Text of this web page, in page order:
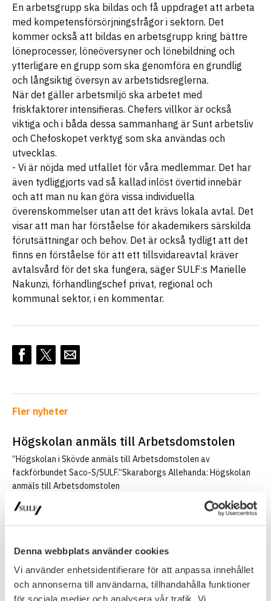
Denna webbplats använder cookies
Vi använder enhetsidentifierare för att anpassa innehållet
och annonserna till användarna, tillhandahålla funktioner
En arbetsgrupp ska bildas och få uppdraget att arbeta
med kompetensförsörjningsfrågor i sektorn. Det
kommer också att bildas en arbetsgrupp kring bättre
löneprocesser, löneöversyner och lönebildning och
ytterligare en grupp som ska genomföra en grundlig
och långsiktig översyn av arbetstidsreglerna.
När det gäller arbetsmiljö ska arbetet med
friskfaktorer intensifieras. Chefers villkor är också
viktiga och i båda dessa sammanhang är Sunt arbetsliv
och Chefoskopet verktyg som ska användas och
utvecklas.
- Vi är nöjda med utfallet för våra medlemmar. Det har
även tydliggjorts vad så kallad inlöst övertid innebär
och att man nu kan göra vissa individuella
överenskommelser utan att det krävs lokala avtal. Det
visar att man har förståelse för akademikers särskilda
förutsättningar och behov. Det är också tydligt att det
finns en förståelse för att ett tillsvidareavtal kräver
avtalsvård för det ska fungera, säger SULF:s Marielle
Nakunzi, förhandlingschef privat, regional och
kommunal sektor, i en kommentar.
Fler nyheter
Högskolan anmäls till Arbetsdomstolen
”Högskolan i Skövde anmäls till Arbetsdomstolen av
fackförbundet Saco-S/SULF.”Skaraborgs Allehanda: Högskolan
anmäls till Arbetsdomstolen
SULF i medierna
frågor om regeringens urval
”Ett uppifrån–och–ner–perspektiv där politiker sätter riktningen,
menar Jacob Adamowicz, som är analytiker på fackförbundet